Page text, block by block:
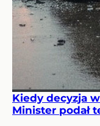
Kiedy decyzja
Minister podał